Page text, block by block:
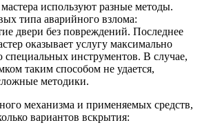
используют разные методы.
типа аварийного взлома:
двери без повреждений. Последнее
оказывает услугу максимально
инструментов. В случае,
таким способом не удается,
методики.
механизма и применяемых средств,
вариантов вскрытия: